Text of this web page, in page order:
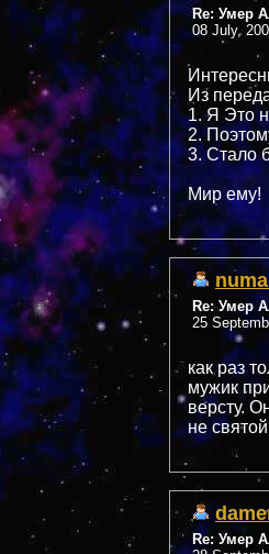
Re: Умер
08 July,
Из
1. Я Это
2.
3. Стало
Мир ему!
Re: Умер
25
как раз
мужик
версту.
не
Re: Умер